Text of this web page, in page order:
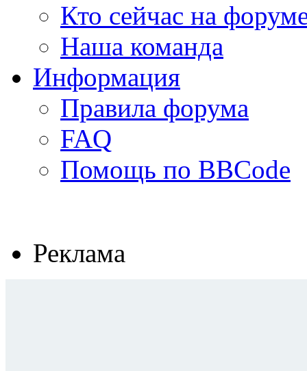
Кто сейчас на
Наша команда
Информация
Правила форума
FAQ
Помощь по BBCode
Реклама